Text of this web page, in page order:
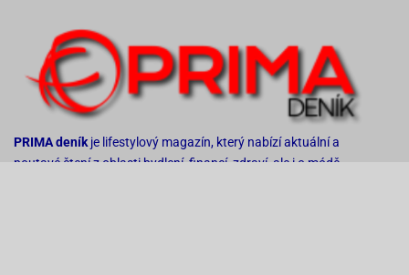
PRIMA deník je lifestylový magazín, který nabízí aktuální a
poutavé čtení z oblasti bydlení, financí, zdraví, ale i o módě,